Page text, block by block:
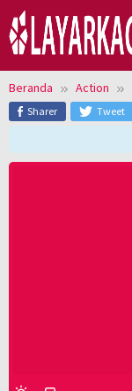
Loncat
ke
konten
Beranda Action
Sharer Tweet